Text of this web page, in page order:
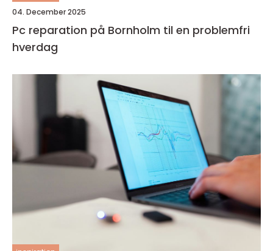
04. December 2025
Pc reparation på Bornholm til en problemfri
hverdag